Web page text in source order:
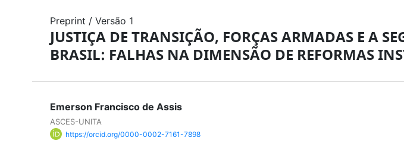
Preprint / Versão 1
JUSTIÇA DE TRANSIÇÃO, FORÇAS ARMADAS E A
BRASIL: FALHAS NA DIMENSÃO DE REFORMAS
Emerson Francisco de Assis
ASCES-UNITA
https://orcid.org/0000-0002-7161-7898